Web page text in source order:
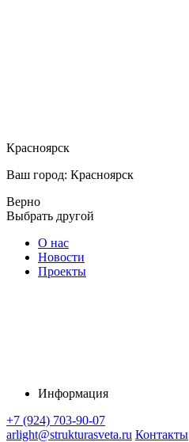
Красноярск
Ваш город: Красноярск
Верно
Выбрать другой
О нас
Новости
Проекты
Информация
+7 (924) 703-90-07
arlight@strukturasveta.ru Контакты